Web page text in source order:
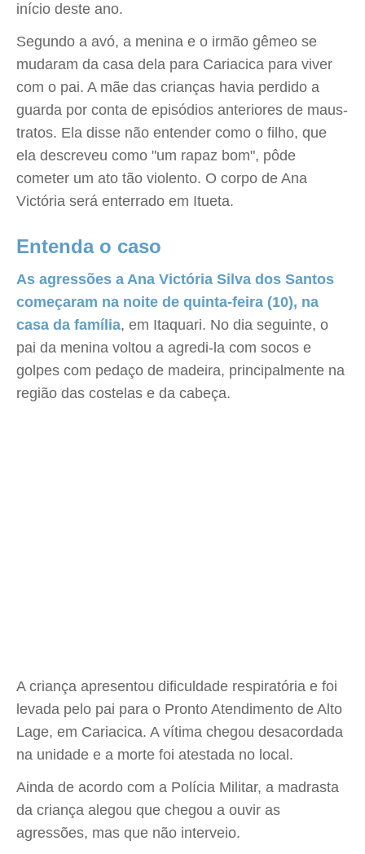
início deste ano.
Segundo a avó, a menina e o irmão gêmeo se
mudaram da casa dela para Cariacica para viver
com o pai. A mãe das crianças havia perdido a
guarda por conta de episódios anteriores de maus-
tratos. Ela disse não entender como o filho, que
ela descreveu como "um rapaz bom", pôde
cometer um ato tão violento. O corpo de Ana
Victória será enterrado em Itueta.
Entenda o caso
As agressões a Ana Victória Silva dos Santos
começaram na noite de quinta-feira (10), na
casa da família, em Itaquari. No dia seguinte, o
pai da menina voltou a agredi-la com socos e
golpes com pedaço de madeira, principalmente na
região das costelas e da cabeça.
A criança apresentou dificuldade respiratória e foi
levada pelo pai para o Pronto Atendimento de Alto
Lage, em Cariacica. A vítima chegou desacordada
na unidade e a morte foi atestada no local.
Ainda de acordo com a Polícia Militar, a madrasta
da criança alegou que chegou a ouvir as
agressões, mas que não interveio.